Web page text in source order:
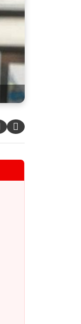
